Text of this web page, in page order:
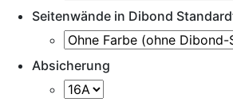
Seitenwände in Dibond
Absicherung